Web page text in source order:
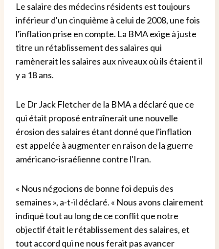
Le salaire des médecins résidents est toujours
inférieur d'un cinquième à celui de 2008, une fois
l'inflation prise en compte. La BMA exige à juste
titre un rétablissement des salaires qui
ramènerait les salaires aux niveaux où ils étaient il
y a 18 ans.
Le Dr Jack Fletcher de la BMA a déclaré que ce
qui était proposé entraînerait une nouvelle
érosion des salaires étant donné que l'inflation
est appelée à augmenter en raison de la guerre
américano-israélienne contre l'Iran.
« Nous négocions de bonne foi depuis des
semaines », a-t-il déclaré. « Nous avons clairement
indiqué tout au long de ce conflit que notre
objectif était le rétablissement des salaires, et
tout accord qui ne nous ferait pas avancer